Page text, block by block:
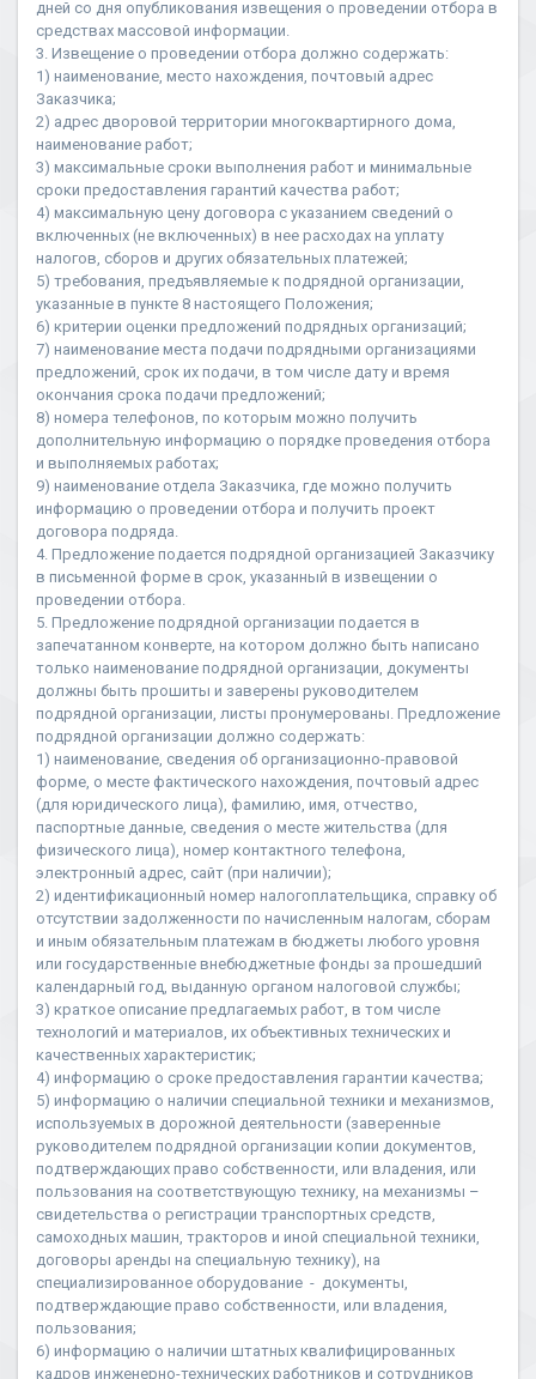
дней со дня опубликования извещения о проведении отбора в
средствах массовой информации.
3. Извещение о проведении отбора должно содержать:
1) наименование, место нахождения, почтовый адрес
Заказчика;
2) адрес дворовой территории многоквартирного дома,
наименование работ;
3) максимальные сроки выполнения работ и минимальные
сроки предоставления гарантий качества работ;
4) максимальную цену договора с указанием сведений о
включенных (не включенных) в нее расходах на уплату
налогов, сборов и других обязательных платежей;
5) требования, предъявляемые к подрядной организации,
указанные в пункте 8 настоящего Положения;
6) критерии оценки предложений подрядных организаций;
7) наименование места подачи подрядными организациями
предложений, срок их подачи, в том числе дату и время
окончания срока подачи предложений;
8) номера телефонов, по которым можно получить
дополнительную информацию о порядке проведения отбора
и выполняемых работах;
9) наименование отдела Заказчика, где можно получить
информацию о проведении отбора и получить проект
договора подряда.
4. Предложение подается подрядной организацией Заказчику
в письменной форме в срок, указанный в извещении о
проведении отбора.
5. Предложение подрядной организации подается в
запечатанном конверте, на котором должно быть написано
только наименование подрядной организации, документы
должны быть прошиты и заверены руководителем
подрядной организации, листы пронумерованы. Предложение
подрядной организации должно содержать:
1) наименование, сведения об организационно-правовой
форме, о месте фактического нахождения, почтовый адрес
(для юридического лица), фамилию, имя, отчество,
паспортные данные, сведения о месте жительства (для
физического лица), номер контактного телефона,
электронный адрес, сайт (при наличии);
2) идентификационный номер налогоплательщика, справку об
отсутствии задолженности по начисленным налогам, сборам
и иным обязательным платежам в бюджеты любого уровня
или государственные внебюджетные фонды за прошедший
календарный год, выданную органом налоговой службы;
3) краткое описание предлагаемых работ, в том числе
технологий и материалов, их объективных технических и
качественных характеристик;
4) информацию о сроке предоставления гарантии качества;
5) информацию о наличии специальной техники и механизмов,
используемых в дорожной деятельности (заверенные
руководителем подрядной организации копии документов,
подтверждающих право собственности, или владения, или
пользования на соответствующую технику, на механизмы –
свидетельства о регистрации транспортных средств,
самоходных машин, тракторов и иной специальной техники,
договоры аренды на специальную технику), на
специализированное оборудование - документы,
подтверждающие право собственности, или владения,
пользования;
6) информацию о наличии штатных квалифицированных
кадров инженерно-технических работников и сотрудников